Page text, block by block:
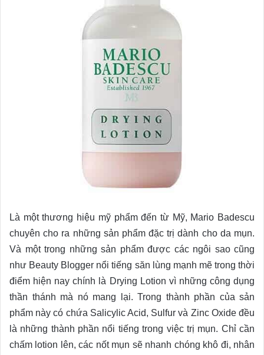
Là một thương hiệu mỹ phẩm đến từ Mỹ, Mario Badescu
chuyên cho ra những sản phẩm đặc trị dành cho da mụn.
Và một trong những sản phẩm được các ngôi sao cũng
như Beauty Blogger nổi tiếng săn lùng mạnh mẽ trong thời
điểm hiện nay chính là Drying Lotion vì những công dụng
thần thánh mà nó mang lại. Trong thành phần của sản
phẩm này có chứa Salicylic Acid, Sulfur và Zinc Oxide đều
là những thành phần nổi tiếng trong việc trị mụn. Chỉ cần
chấm lotion lên, các nốt mụn sẽ nhanh chóng khô đi, nhân